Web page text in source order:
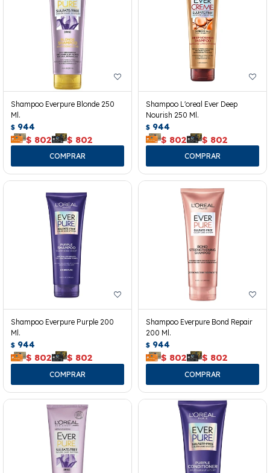
Shampoo Everpure Blonde 250
Ml.
$ 944
$ 802 $ 802
Shampoo L'oreal Ever Deep
Nourish 250 Ml.
$ 944
$ 802 $ 802
Shampoo Everpure Purple 200
Ml.
$ 944
$ 802 $ 802
Shampoo Everpure Bond Repair
200 Ml.
$ 944
$ 802 $ 802